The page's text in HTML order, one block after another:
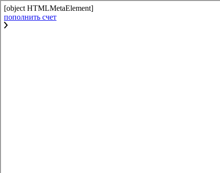
[object HTMLMetaElement]
пополнить счет